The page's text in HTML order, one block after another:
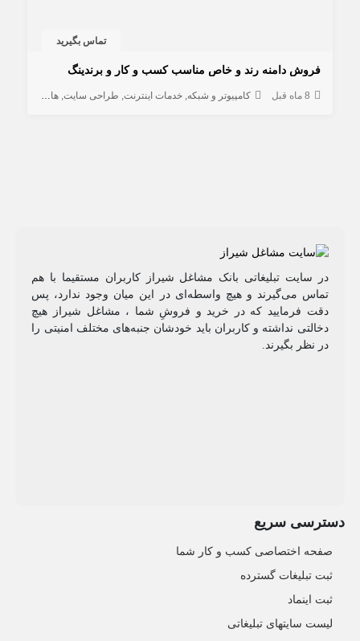
تماس بگیرید
فروش دامنه رند و خاص مناسب کسب و کار و برندینگ
8 ماه قبل کامپیوتر و شبکه خدمات اینترنت طراحی سایت هاستینگ و دامنه
در سایت تبلیغاتی بانک مشاغل شیراز کاربران مستقیما با هم
تماس می‌گیرند و هیچ واسطه‌ای در این میان وجود ندارد، پس
دقت فرمایید که در خرید و فروشِ شما ، مشاغل شیراز هیچ
دخالتی نداشته و کاربران باید خودشان جنبه‌های مختلف امنیتی را
در نظر بگیرند.
دسترسی سریع
صفحه اختصاصی کسب و کار شما
ثبت تبلیغات گسترده
ثبت اینماد
لیست سایتهای تبلیغاتی